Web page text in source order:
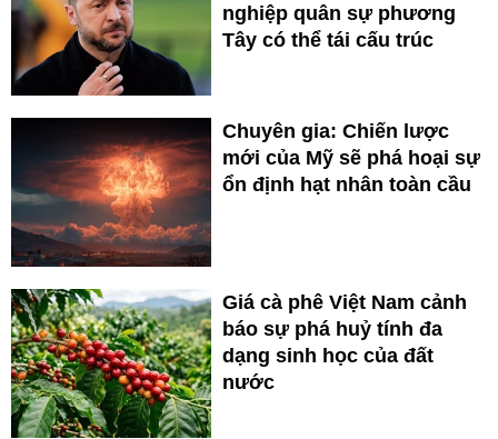
nghiệp quân sự phương
Tây có thể tái cấu trúc
Chuyên gia: Chiến lược
mới của Mỹ sẽ phá hoại sự
ổn định hạt nhân toàn cầu
Giá cà phê Việt Nam cảnh
báo sự phá huỷ tính đa
dạng sinh học của đất
nước